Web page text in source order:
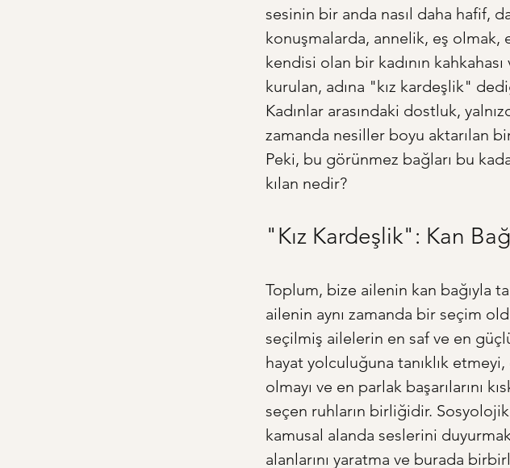
sesinin bir anda nasıl daha hafif,
konuşmalarda, annelik, eş olmak,
kendisi olan bir kadının
kurulan, adına "kız kardeşlik"
Kadınlar arasındaki dostluk,
zamanda nesiller boyu aktarılan bir
Peki, bu görünmez bağları bu
kılan nedir?
"Kız Kardeşlik": Kan
Toplum, bize ailenin kan bağıyla
ailenin aynı zamanda bir seçim
seçilmiş ailelerin en saf ve en
hayat yolculuğuna tanıklık etmeyi,
olmayı ve en parlak başarılarını
seçen ruhların birliğidir.
kamusal alanda seslerini
alanlarını yaratma ve burada